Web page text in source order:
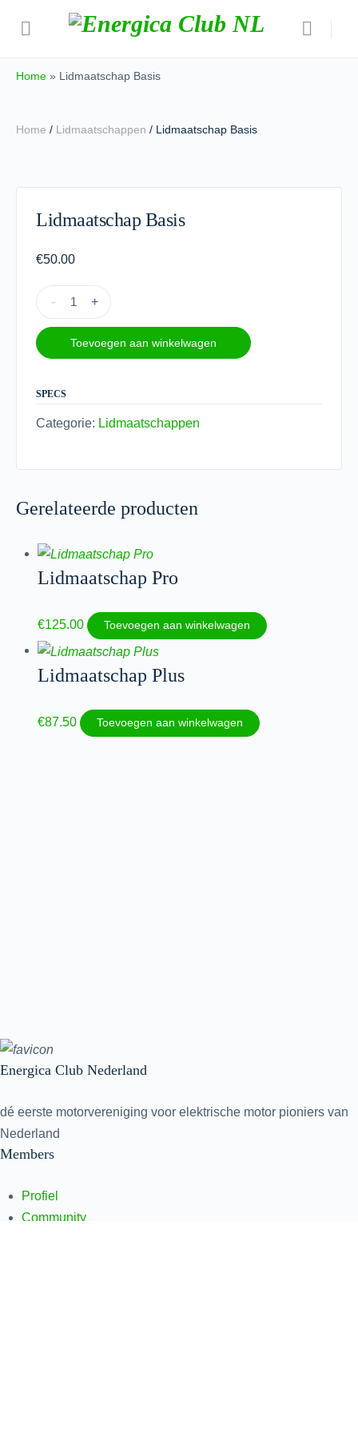
Home » Lidmaatschap Basis
Home / Lidmaatschappen / Lidmaatschap Basis
Lidmaatschap Basis
€50.00
- +
Toevoegen aan winkelwagen
SPECS
Categorie: Lidmaatschappen
Gerelateerde producten
Lidmaatschap Pro
€125.00 Toevoegen aan winkelwagen
Lidmaatschap Plus
€87.50 Toevoegen aan winkelwagen
Energica Club Nederland
dé eerste motorvereniging voor elektrische motor pioniers van
Nederland
Members
Profiel
Community